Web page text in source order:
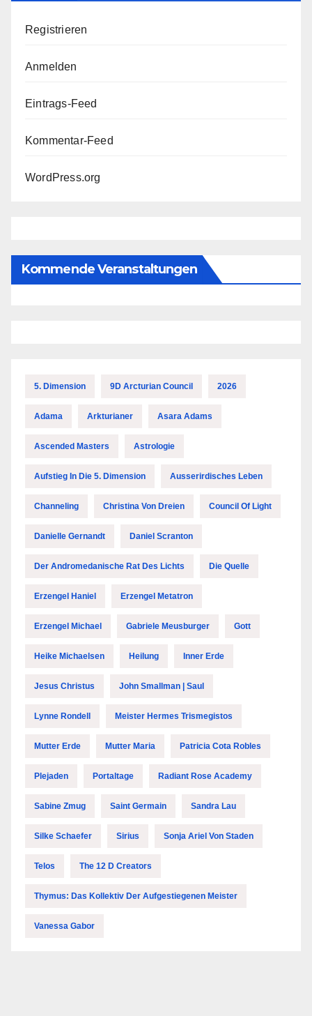
Registrieren
Anmelden
Eintrags-Feed
Kommentar-Feed
WordPress.org
Kommende Veranstaltungen
5. Dimension 9D Arcturian Council 2026
Adama Arkturianer Asara Adams
Ascended Masters Astrologie
Aufstieg In Die 5. Dimension Ausserirdisches Leben
Channeling Christina Von Dreien Council Of Light
Danielle Gernandt Daniel Scranton
Der Andromedanische Rat Des Lichts Die Quelle
Erzengel Haniel Erzengel Metatron
Erzengel Michael Gabriele Meusburger Gott
Heike Michaelsen Heilung Inner Erde
Jesus Christus John Smallman | Saul
Lynne Rondell Meister Hermes Trismegistos
Mutter Erde Mutter Maria Patricia Cota Robles
Plejaden Portaltage Radiant Rose Academy
Sabine Zmug Saint Germain Sandra Lau
Silke Schaefer Sirius Sonja Ariel Von Staden
Telos The 12 D Creators
Thymus: Das Kollektiv Der Aufgestiegenen Meister
Vanessa Gabor